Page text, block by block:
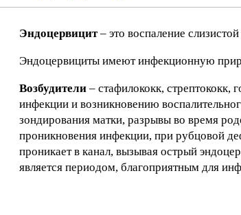
Эндоцервицит– это воспаление
Эндоцервициты имеют инфекционную
Возбудители – стафилококк,
инфекции и возникновению
зондирования матки, разрывы во время
проникновения инфекции, при рубцовой
проникает в канал, вызывая острый
является периодом, благоприятным для